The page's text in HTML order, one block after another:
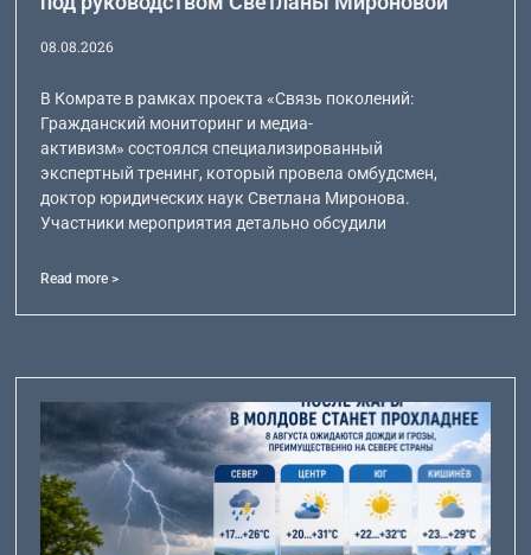
08.08.2026
В Комрате в рамках проекта «Связь поколений:
Гражданский мониторинг и медиа-
активизм» состоялся специализированный
экспертный тренинг, который провела омбудсмен,
доктор юридических наук Светлана Миронова.
Участники мероприятия детально обсудили
Read more >